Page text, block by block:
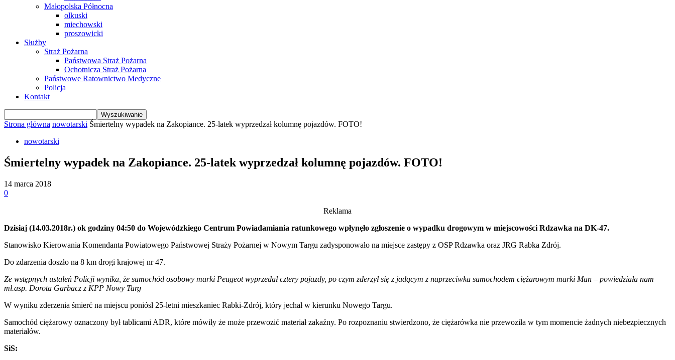
Małopolska Północna
olkuski
miechowski
proszowicki
Służby
Straż Pożarna
Państwowa Straż Pożarna
Ochotnicza Straż Pożarna
Państwowe Ratownictwo Medyczne
Policja
Kontakt
Strona główna nowotarski Śmiertelny wypadek na Zakopiance. 25-latek wyprzedzał kolumnę pojazdów. FOTO!
nowotarski
Śmiertelny wypadek na Zakopiance. 25-latek wyprzedzał kolumnę pojazdów. FOTO!
14 marca 2018
0
Reklama
Dzisiaj (14.03.2018r.) ok godziny 04:50 do Wojewódzkiego Centrum Powiadamiania ratunkowego wpłynęło zgłoszenie o wypadku drogowym w miejscowości Rdzawka na DK-47.
Stanowisko Kierowania Komendanta Powiatowego Państwowej Straży Pożarnej w Nowym Targu zadysponowało na miejsce zastępy z OSP Rdzawka oraz JRG Rabka Zdrój.
Do zdarzenia doszło na 8 km drogi krajowej nr 47.
Ze wstępnych ustaleń Policji wynika, że samochód osobowy marki Peugeot wyprzedał cztery pojazdy, po czym zderzył się z jadącym z naprzeciwka samochodem ciężarowym marki Man – powiedziała nam
mł.asp. Dorota Garbacz z KPP Nowy Targ
W wyniku zderzenia śmierć na miejscu poniósł 25-letni mieszkaniec Rabki-Zdrój, który jechał w kierunku Nowego Targu.
Samochód ciężarowy oznaczony był tablicami ADR, które mówiły że może przewozić materiał zakaźny. Po rozpoznaniu stwierdzono, że ciężarówka nie przewoziła w tym momencie żadnych niebezpiecznych
materiałów.
SiS: